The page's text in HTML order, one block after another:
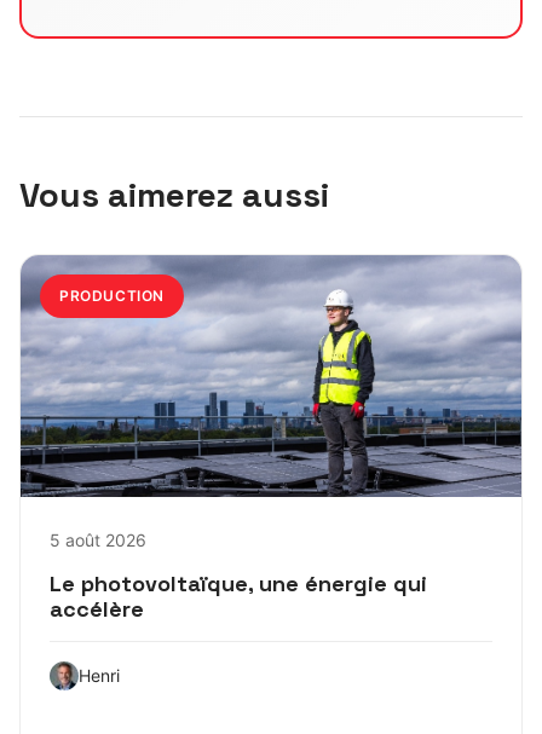
Vous aimerez aussi
PRODUCTION
5 août 2026
Le photovoltaïque, une énergie qui
accélère
Henri